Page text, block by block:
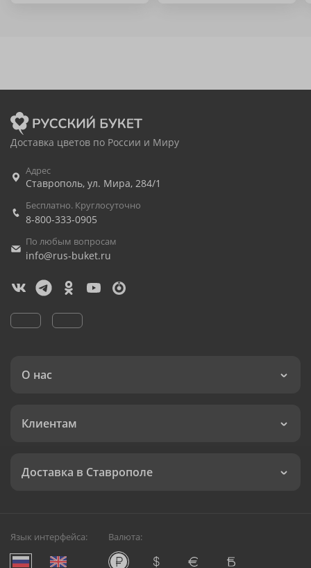
Доставка цветов по России и Миру
Адрес
Ставрополь, ул. Мира, 284/1
Бесплатно. Круглосуточно
8-800-333-0905
По любым вопросам
info@rus-buket.ru
О нас
Клиентам
Доставка в Ставрополе
Язык интерфейса: Валюта: